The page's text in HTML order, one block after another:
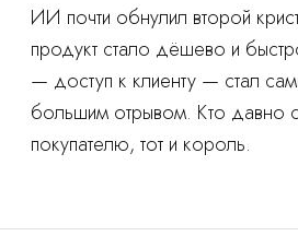
ИИ почти обнулил второй
продукт стало дёшево и
— доступ к клиенту — стал
большим отрывом. Кто давно
покупателю, тот и король.